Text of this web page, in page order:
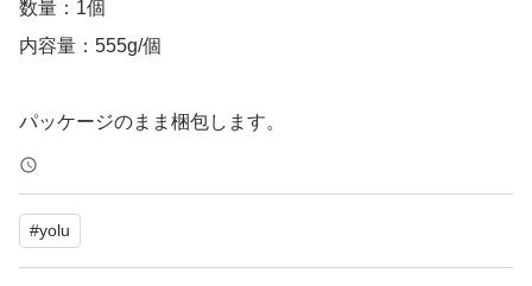
数量：1個
内容量：555g/個
パッケージのまま梱包します。
ゆうパケットポストでお送りします。
発送は週1回、土曜日または日曜日に行います。
#yolu